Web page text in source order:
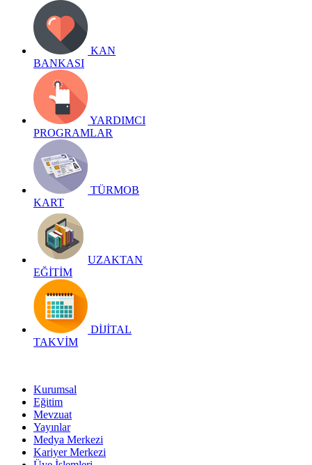
KAN
BANKASI
YARDIMCI
PROGRAMLAR
TÜRMOB
KART
UZAKTAN
EĞİTİM
DİJİTAL
TAKVİM
Kurumsal
Eğitim
Mevzuat
Yayınlar
Medya Merkezi
Kariyer Merkezi